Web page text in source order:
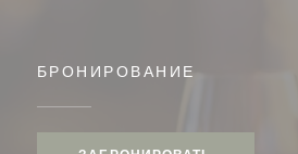
БРОНИРОВАНИЕ